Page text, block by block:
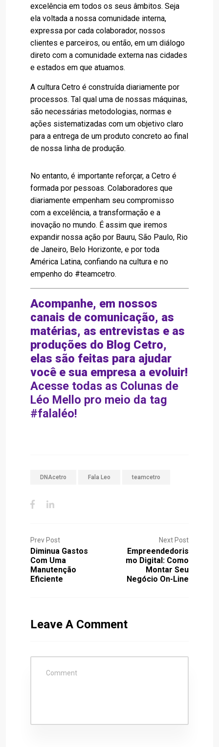
excelência em todos os seus âmbitos. Seja
ela voltada a nossa comunidade interna,
expressa por cada colaborador, nossos
clientes e parceiros, ou então, em um diálogo
direto com a comunidade externa nas cidades
e estados em que atuamos.
A cultura Cetro é construída diariamente por
processos. Tal qual uma de nossas máquinas,
são necessárias metodologias, normas e
ações sistematizadas com um objetivo claro
para a entrega de um produto concreto ao final
de nossa linha de produção.
No entanto, é importante reforçar, a Cetro é
formada por pessoas. Colaboradores que
diariamente empenham seu compromisso
com a excelência, a transformação e a
inovação no mundo. É assim que iremos
expandir nossa ação por Bauru, São Paulo, Rio
de Janeiro, Belo Horizonte, e por toda
América Latina, confiando na cultura e no
empenho do #teamcetro.
Acompanhe, em nossos
canais de comunicação, as
matérias, as entrevistas e as
produções do Blog Cetro,
elas são feitas para ajudar
você e sua empresa a evoluir!
Acesse todas as Colunas de
Léo Mello pro meio da tag
#falaléo!
DNAcetro Fala Leo teamcetro
Prev Post
Diminua Gastos
Com Uma
Manutenção
Eficiente
Next Post
Empreendedoris
Mo Digital: Como
Montar Seu
Negócio On-Line
Leave A Comment